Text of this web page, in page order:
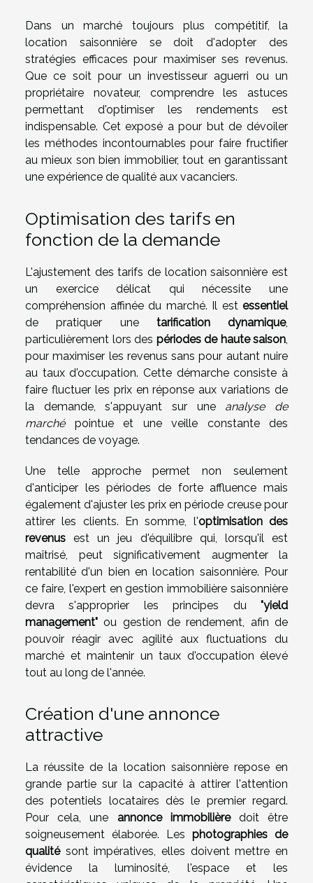
Dans un marché toujours plus compétitif, la
location saisonnière se doit d'adopter des
stratégies efficaces pour maximiser ses revenus.
Que ce soit pour un investisseur aguerri ou un
propriétaire novateur, comprendre les astuces
permettant d'optimiser les rendements est
indispensable. Cet exposé a pour but de dévoiler
les méthodes incontournables pour faire fructifier
au mieux son bien immobilier, tout en garantissant
une expérience de qualité aux vacanciers.
Optimisation des tarifs en
fonction de la demande
L'ajustement des tarifs de location saisonnière est
un exercice délicat qui nécessite une
compréhension affinée du marché. Il est essentiel
de pratiquer une tarification dynamique,
particulièrement lors des périodes de haute saison
pour maximiser les revenus sans pour autant nuire
au taux d'occupation. Cette démarche consiste à
faire fluctuer les prix en réponse aux variations de
la demande, s'appuyant sur une analyse de
marchépointue et une veille constante des
tendances de voyage.
Une telle approche permet non seulement
d'anticiper les périodes de forte affluence mais
également d'ajuster les prix en période creuse pour
attirer les clients. En somme, l'optimisation des
revenus est un jeu d'équilibre qui, lorsqu'il est
maîtrisé, peut significativement augmenter la
rentabilité d'un bien en location saisonnière. Pour
ce faire, l'expert en gestion immobilière saisonnière
devra s'approprier les principes du "yield
management" ou gestion de rendement, afin de
pouvoir réagir avec agilité aux fluctuations du
marché et maintenir un taux d'occupation élevé
tout au long de l'année.
Création d'une annonce
attractive
La réussite de la location saisonnière repose en
grande partie sur la capacité à attirer l'attention
des potentiels locataires dès le premier regard.
Pour cela, une annonce immobilièredoit être
soigneusement élaborée. Les photographies de
qualitésont impératives, elles doivent mettre en
évidence la luminosité, l'espace et les